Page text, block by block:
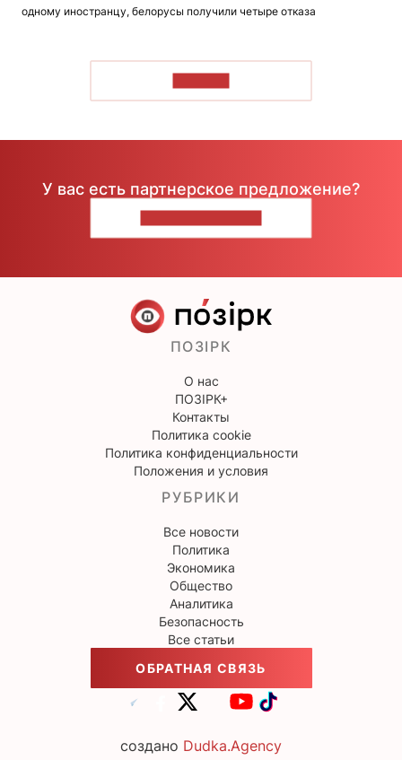
одному иностранцу, белорусы получили четыре отказа
У вас есть партнерское предложение?
ПОЗІРК
О нас
ПОЗІРК+
Контакты
Политика cookie
Политика конфиденциальности
Положения и условия
РУБРИКИ
Все новости
Политика
Экономика
Общество
Аналитика
Безопасность
Все статьи
ОБРАТНАЯ СВЯЗЬ
создано Dudka.Agency